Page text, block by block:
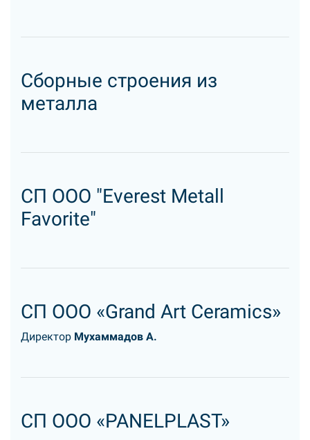
Сборные строения из
металла
СП ООО "Everest Metall
Favorite"
СП ООО «Grand Art Ceramics»
Директор Мухаммадов А.
СП ООО «PANELPLAST»